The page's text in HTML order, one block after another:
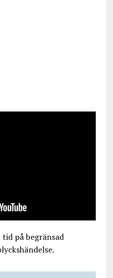
tid på begränsad